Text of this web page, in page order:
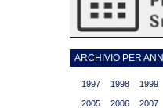
ARCHIVIO PER ANNI
1997 1998 1999
2005 2006 2007